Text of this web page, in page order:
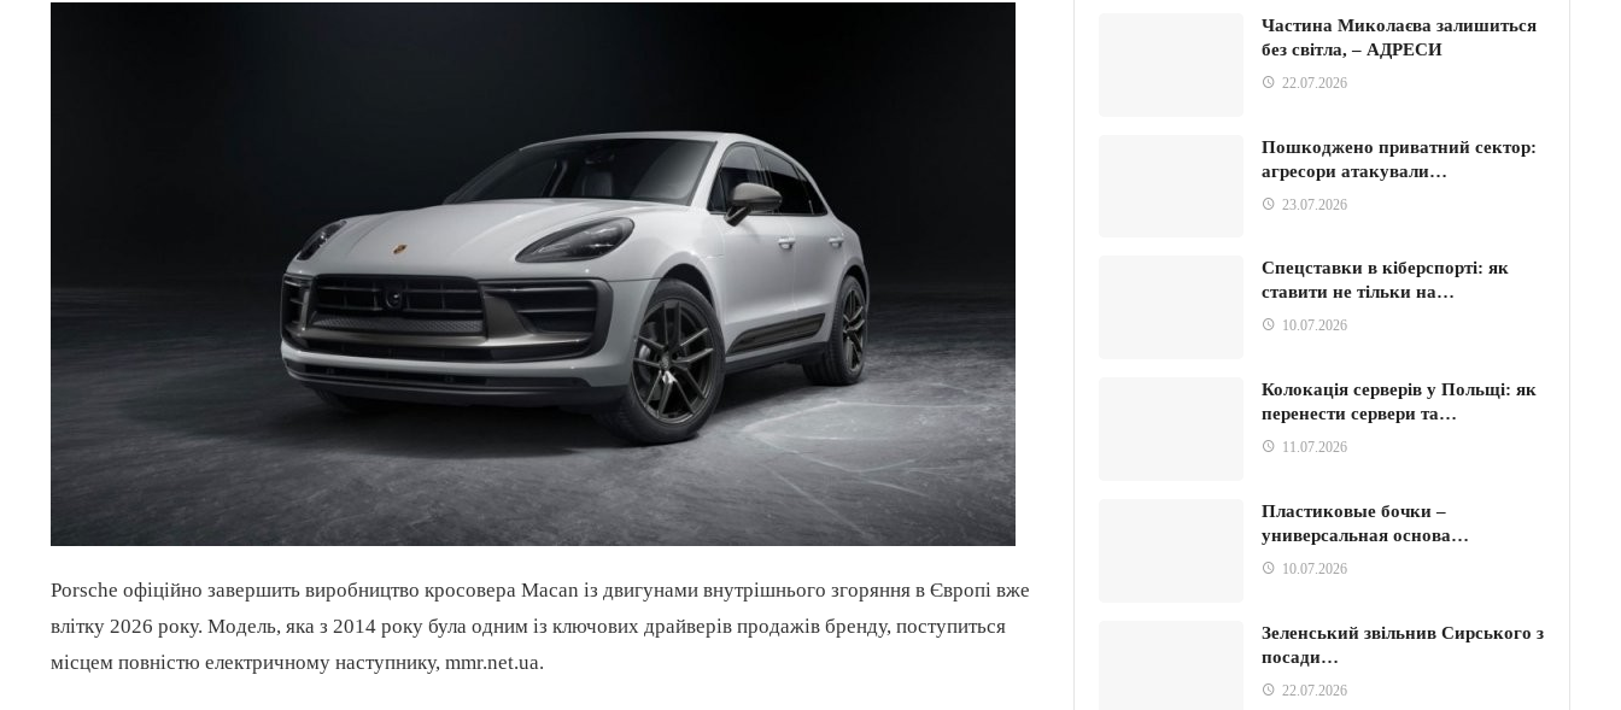
Porsche офіційно завершить виробництво кросовера Macan із двигунами внутрішнього згоряння в Європі вже
влітку 2026 року. Модель, яка з 2014 року була одним із ключових драйверів продажів бренду, поступиться
місцем повністю електричному наступнику, mmr.net.ua.
Частина Миколаєва залишиться
без світла, – АДРЕСИ
22.07.2026
Пошкоджено приватний сектор:
агресори атакували…
23.07.2026
Спецставки в кіберспорті: як
ставити не тільки на…
10.07.2026
Колокація серверів у Польщі: як
перенести сервери та…
11.07.2026
Пластиковые бочки –
универсальная основа…
10.07.2026
Зеленський звільнив Сирського з
посади…
22.07.2026